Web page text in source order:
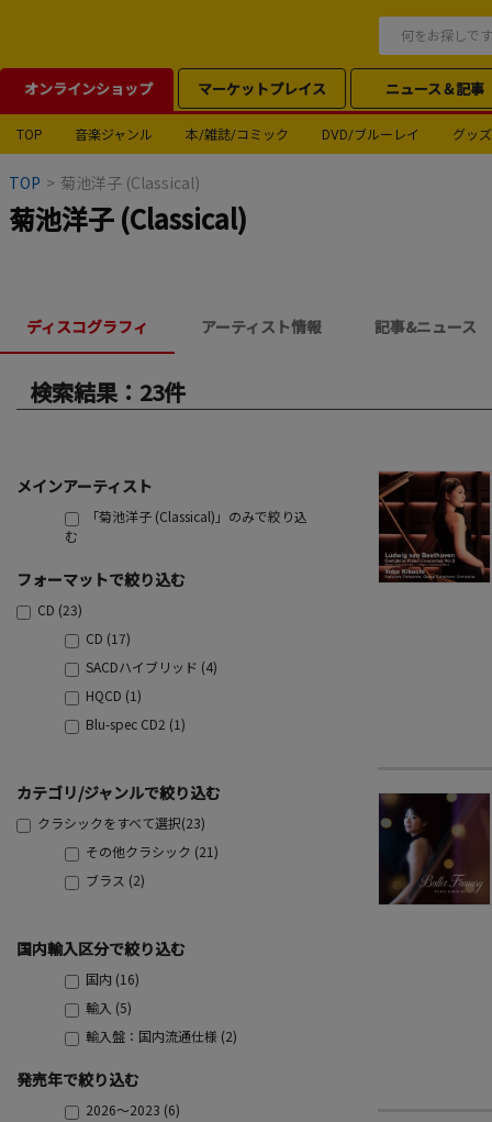
オンラインショップ マーケットプレイス ニュース＆記事
TOP 音楽ジャンル 本/雑誌/コミック DVD/ブルーレイ グッズ
TOP > 菊池洋子 (Classical)
菊池洋子 (Classical)
ディスコグラフィ アーティスト情報 記事&ニュース
検索結果：23件
メインアーティスト
「菊池洋子 (Classical)」のみで絞り込
む
フォーマットで絞り込む
CD (23)
CD (17)
SACDハイブリッド (4)
HQCD (1)
Blu-spec CD2 (1)
カテゴリ/ジャンルで絞り込む
クラシックをすべて選択(23)
その他クラシック (21)
ブラス (2)
国内輸入区分で絞り込む
国内 (16)
輸入 (5)
輸入盤：国内流通仕様 (2)
発売年で絞り込む
2026～2023 (6)